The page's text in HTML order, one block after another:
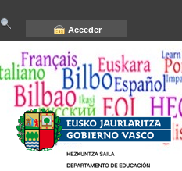
Acceder